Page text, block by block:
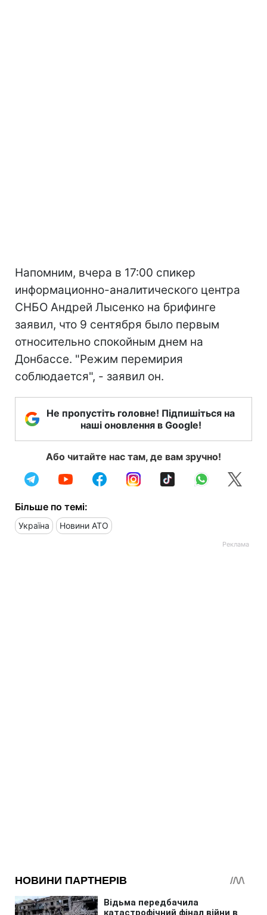
Напомним, вчера в 17:00 спикер
информационно-аналитического центра
СНБО Андрей Лысенко на брифинге
заявил, что 9 сентября было первым
относительно спокойным днем на
Донбассе. "Режим перемирия
соблюдается", - заявил он.
Не пропустіть головне! Підпишіться на
наші оновлення в Google!
Або читайте нас там, де вам зручно!
Більше по темі:
Україна Новини АТО